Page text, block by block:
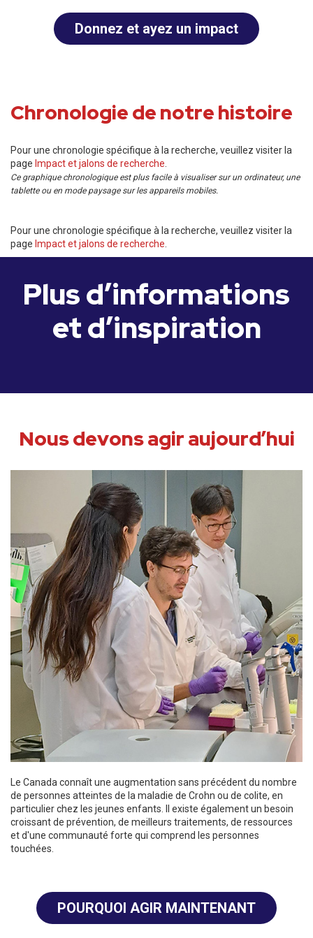
Donnez et ayez un impact
Chronologie de notre histoire
Pour une chronologie spécifique à la recherche, veuillez visiter la
page Impact et jalons de recherche
Ce graphique chronologique est plus facile à visualiser sur un ordinateur, une
tablette ou en mode paysage sur les appareils mobiles.
Pour une chronologie spécifique à la recherche, veuillez visiter la
page Impact et jalons de recherche
Plus d’informations
et d’inspiration
Nous devons agir aujourd’hui
Le Canada connaît une augmentation sans précédent du nombre
de personnes atteintes de la maladie de Crohn ou de colite, en
particulier chez les jeunes enfants. Il existe également un besoin
croissant de prévention, de meilleurs traitements, de ressources
et d'une communauté forte qui comprend les personnes
touchées.
POURQUOI AGIR MAINTENANT